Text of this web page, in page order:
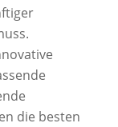
die besten